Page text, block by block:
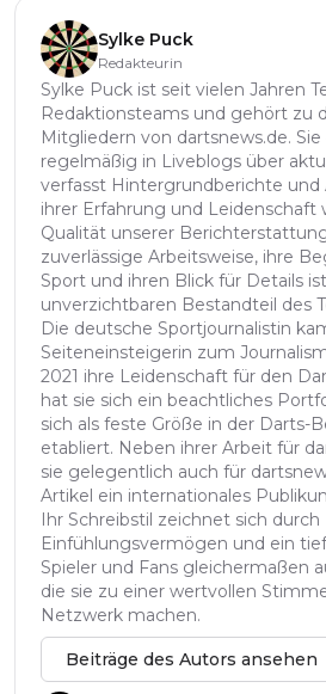
Sylke Puck
Redakteurin
Sylke Puck ist seit vielen Jahren
Redaktionsteams und gehört zu
Mitgliedern von dartsnews.de.
regelmäßig in Liveblogs über
verfasst Hintergrundberichte
ihrer Erfahrung und Leidenschaft
Qualität unserer
zuverlässige Arbeitsweise, ihre
Sport und ihren Blick für Details
unverzichtbaren Bestandteil des
Die deutsche Sportjournalistin
Seiteneinsteigerin zum
2021 ihre Leidenschaft für den
hat sie sich ein beachtliches
sich als feste Größe in der Darts-
etabliert. Neben ihrer Arbeit für
sie gelegentlich auch für
Artikel ein internationales
Ihr Schreibstil zeichnet sich durch
Einfühlungsvermögen und ein
Spieler und Fans gleichermaßen
die sie zu einer wertvollen
Netzwerk machen.
Beiträge des Autors ansehen